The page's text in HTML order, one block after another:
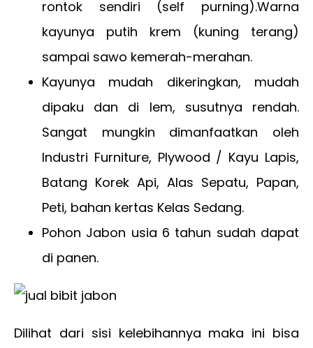
rontok sendiri (self purning).Warna
kayunya putih krem (kuning terang)
sampai sawo kemerah-merahan.
Kayunya mudah dikeringkan, mudah
dipaku dan di lem, susutnya rendah.
Sangat mungkin dimanfaatkan oleh
Industri Furniture, Plywood / Kayu Lapis,
Batang Korek Api, Alas Sepatu, Papan,
Peti, bahan kertas Kelas Sedang.
Pohon Jabon usia 6 tahun sudah dapat
di panen.
Dilihat dari sisi kelebihannya maka ini bisa